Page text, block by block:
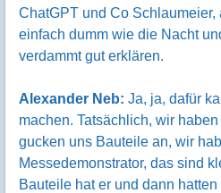
ChatGPT und Co
einfach dumm wie die Nacht
verdammt gut erklären.
Alexander Neb: Ja, ja, dafür
machen. Tatsächlich, wir
gucken uns Bauteile an, wir
Messedemonstrator, das sind
Bauteile hat er und dann